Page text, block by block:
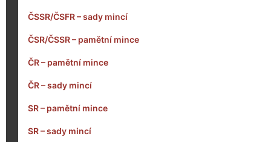
ČSSR/ČSFR – sady mincí
ČSR/ČSSR – pamětní mince
ČR – pamětní mince
ČR – sady mincí
SR – pamětní mince
SR – sady mincí